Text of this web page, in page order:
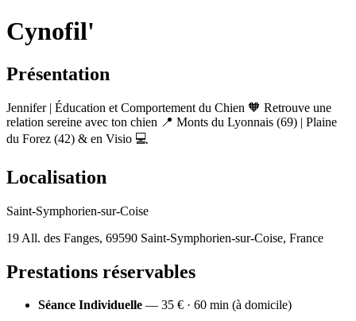
Cynofil'
Présentation
Jennifer | Éducation et Comportement du Chien 🧡 Retrouve une
relation sereine avec ton chien 📍 Monts du Lyonnais (69) | Plaine
du Forez (42) & en Visio 💻
Localisation
Saint-Symphorien-sur-Coise
19 All. des Fanges, 69590 Saint-Symphorien-sur-Coise, France
Prestations réservables
Séance Individuelle — 35 € · 60 min (à domicile)